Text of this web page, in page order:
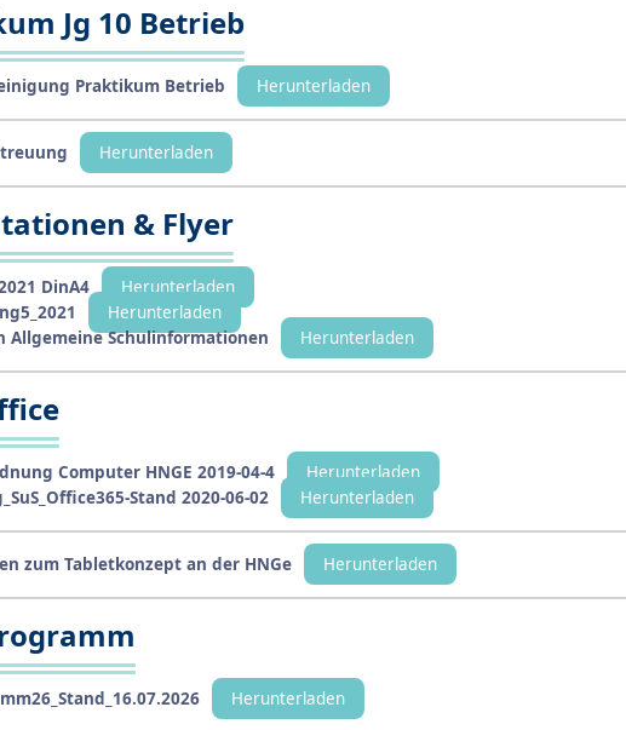
Jg 10 Betrieb
Praktikum Betrieb Herunterladen
Herunterladen
& Flyer
DinA4
Herunterladen
Herunterladen
Allgemeine Schulinformationen
Herunterladen
Computer HNGE 2019-04-4
Herunterladen
Stand 2020-06-02
Herunterladen
zum Tabletkonzept an der HNGe Herunterladen
Herunterladen